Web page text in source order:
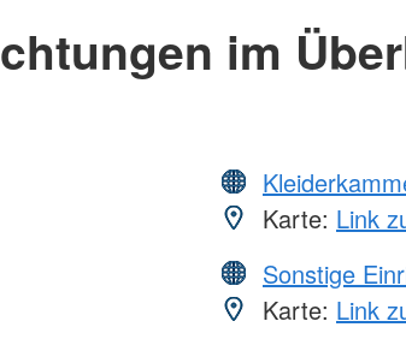
im
Karte: Link
Sonstige
Karte: Link